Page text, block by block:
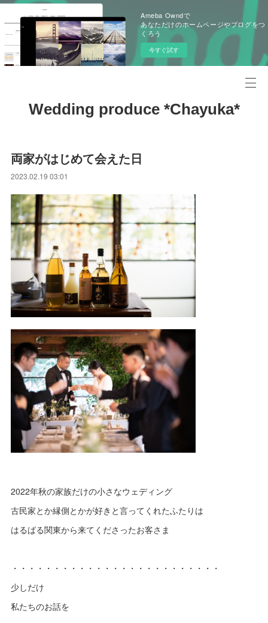
Ameba Owndで
あなただけのホームページやブログをつ
くろう
今すぐ試す
Wedding produce *Chayuka*
両家がはじめて会えた日
2023.02.19 03:01
2022年秋の家族だけの小さなウェディング
古民家とか縁側とかが好きと言ってくれたふたりは
はるばる関東から来てくださったお客さま
・・・・・・・・・・・・・・・・・・・・・・・・・
少しだけ
私たちのお話を